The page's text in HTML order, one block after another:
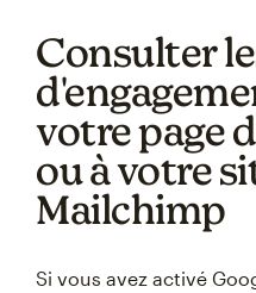
Consulter
votre page
ou à votre
Mailchimp
Si vous avez activé